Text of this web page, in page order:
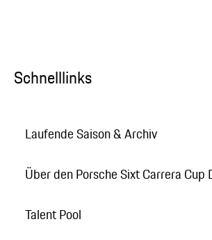
Schnelllinks
Laufende Saison & Archiv
Über den Porsche Sixt Carrera Cup
Talent Pool